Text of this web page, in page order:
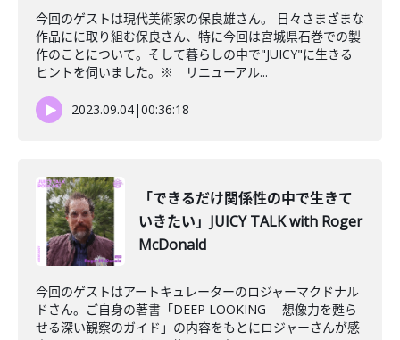
今回のゲストは現代美術家の保良雄さん。 日々さまざまな
作品にに取り組む保良さん、特に今回は宮城県石巻での製
作のことについて。そして暮らしの中で"JUICY"に生きる
ヒントを伺いました。※ リニューアル...
2023.09.04|00:36:18
「できるだけ関係性の中で生きて
いきたい」JUICY TALK with Roger
McDonald
今回のゲストはアートキュレーターのロジャーマクドナル
ドさん。ご自身の著書「DEEP LOOKING 想像力を甦ら
せる深い観察のガイド」の内容をもとにロジャーさんが感